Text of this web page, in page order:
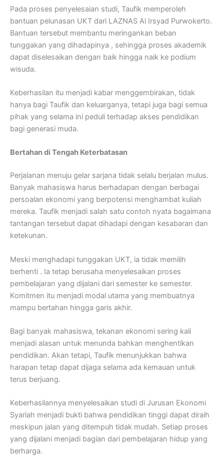
Pada proses penyelesaian studi, Taufik memperoleh
bantuan pelunasan UKT dari LAZNAS Al Irsyad Purwokerto.
Bantuan tersebut membantu meringankan beban
tunggakan yang dihadapinya , sehingga proses akademik
dapat diselesaikan dengan baik hingga naik ke podium
wisuda.
Keberhasilan itu menjadi kabar menggembirakan, tidak
hanya bagi Taufik dan keluarganya, tetapi juga bagi semua
pihak yang selama ini peduli terhadap akses pendidikan
bagi generasi muda.
Bertahan di Tengah Keterbatasan
Perjalanan menuju gelar sarjana tidak selalu berjalan mulus.
Banyak mahasiswa harus berhadapan dengan berbagai
persoalan ekonomi yang berpotensi menghambat kuliah
mereka. Taufik menjadi salah satu contoh nyata bagaimana
tantangan tersebut dapat dihadapi dengan kesabaran dan
ketekunan.
Meski menghadapi tunggakan UKT, ia tidak memilih
berhenti . Ia tetap berusaha menyelesaikan proses
pembelajaran yang dijalani dari semester ke semester.
Komitmen itu menjadi modal utama yang membuatnya
mampu bertahan hingga garis akhir.
Bagi banyak mahasiswa, tekanan ekonomi sering kali
menjadi alasan untuk menunda bahkan menghentikan
pendidikan. Akan tetapi, Taufik menunjukkan bahwa
harapan tetap dapat dijaga selama ada kemauan untuk
terus berjuang.
Keberhasilannya menyelesaikan studi di Jurusan Ekonomi
Syariah menjadi bukti bahwa pendidikan tinggi dapat diraih
meskipun jalan yang ditempuh tidak mudah. Setiap proses
yang dijalani menjadi bagian dari pembelajaran hidup yang
berharga.